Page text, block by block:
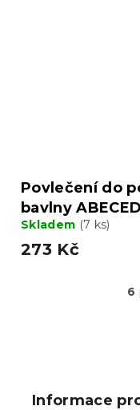
Povlečení do
bavlny
Skladem (7 ks)
273 Kč
6
Informace